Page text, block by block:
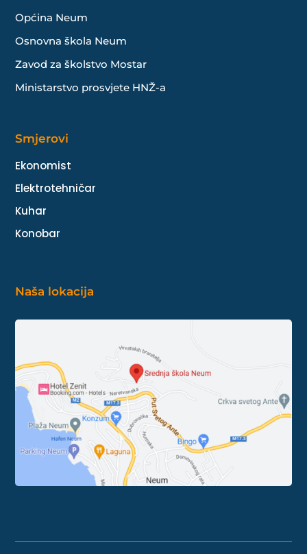
Općina Neum
Osnovna škola Neum
Zavod za školstvo Mostar
Ministarstvo prosvjete HNŽ-a
Smjerovi
Ekonomist
Elektrotehničar
Kuhar
Konobar
Naša lokacija